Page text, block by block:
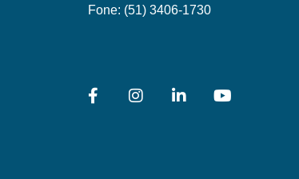
Fone: (51) 3406-1730